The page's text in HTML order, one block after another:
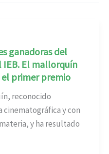
ganadoras del
IEB. El mallorquín
el primer premio
reconocido
y con
y ha resultado